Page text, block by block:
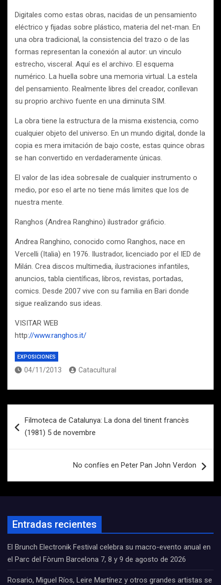
Digitales como estas obras, nacidas de un pensamiento
eléctrico y fijadas sobre plástico, materia del net-man. En
una obra tradicional, la consistencia del trazo o de las
formas representan la conexión al autor: un vinculo
estrecho, visceral. Aquí es el archivo. El esquema
numérico. La huella sobre una memoria virtual. La estela
del pensamiento. Realmente libres del creador, conllevan
su proprio archivo fuente en una diminuta SIM.
La obra tiene la estructura de la misma existencia, como
cualquier objeto del universo. En un mundo digital, donde la
copia es mera imitación de bajo coste, estas quince obras
se han convertido en verdaderamente únicas.
El valor de las idea sobresale de cualquier instrumento o
medio, por eso el arte no tiene más limites que los de
nuestra mente.
Ranghos (Andrea Ranghino) ilustrador gráficio.
Andrea Ranghino, conocido como Ranghos, nace en
Vercelli (Italia) en 1976. Ilustrador, licenciado por el IED de
Milán. Crea discos multimedia, ilustraciones infantiles,
anuncios, tabla científicas, libros, revistas, portadas,
comics. Desde 2007 vive con su familia en Bari donde
sigue realizando sus ideas.
VISITAR WEB
http://www.ranghos.it/
EXPOSICIONES
04/11/2013 Catacultural
de
Filmoteca de Catalunya: La dona del tinent francès
(1981) 5 de novembre
No confíes en Peter Pan John Verdon
Entradas recientes
El Brunch Electronik Festival celebra su macro-evento anual en
el Parc del Fòrum Barcelona 7, 8 y 9 de agosto de 2026
Rosario, Miguel Ríos, Leire Martínez y otros grandes artistas se